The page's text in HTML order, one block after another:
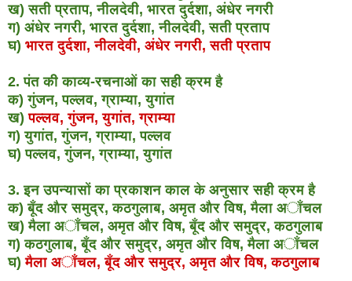
ख) सती प्रताप, नीलदेवी, भारत दुर्दशा, अंधेर नगरी
ग) अंधेर नगरी, भारत दुर्दशा, नीलदेवी, सती प्रताप
घ) भारत दुर्दशा, नीलदेवी, अंधेर नगरी, सती प्रताप
2. पंत की काव्य-रचनाओं का सही क्रम है
क) गुंजन, पल्लव, ग्राम्या, युगांत
ख)पल्लव, गुंजन, युगांत, ग्राम्या
ग) युगांत, गुंजन, ग्राम्या, पल्लव
घ) पल्लव, गुंजन, ग्राम्या, युगांत
3. इन उपन्यासों का प्रकाशन काल के अनुसार सही क्रम है
क) बूँद और समुद्र, कठगुलाब, अमृत और विष, मैला अाँचल
ख) मैला अाँचल, अमृत और विष, बूँद और समुद्र, कठगुलाब
ग) कठगुलाब, बूँद और समुद्र, अमृत और विष, मैला अाँचल
घ)मैला अाँचल, बूँद और समुद्र, अमृत और विष, कठगुलाब